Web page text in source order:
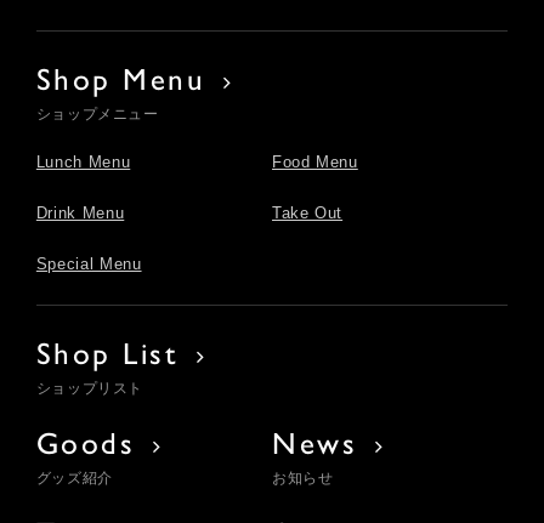
Shop Menu
ショップメニュー
Lunch Menu Food Menu
Drink Menu Take Out
Special Menu
Shop List
ショップリスト
Goods
グッズ紹介
News
お知らせ